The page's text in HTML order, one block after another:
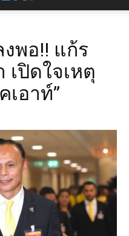
งพอ!! แก้ร
ปิดใจเหตุ
เอาท์”